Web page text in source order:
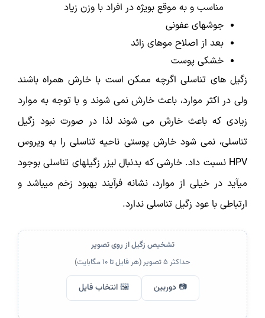
مناسب و به موقع بویژه در افراد با وزن زیاد
جوش­های عفونی
بعد از اصلاح موهای زائد
خشکی پوست
زگیل­ های تناسلی اگرچه ممکن است با خارش همراه باشند
ولی در اکثر موارد، باعث خارش نمی شوند و با توجه به موارد
زیادی که باعث خارش می شوند لذا در صورت نبود زگیل
تناسلی، نمی شود خارش پوستی ناحیه تناسلی را به ویروس
HPV نسبت داد. خارشی که بدنبال لیزر زگیل­های تناسلی بوجود
می­آید در خیلی از موارد، نشانه فرآیند بهبود زخم می­باشد و
ارتباطی با عود زگیل تناسلی ندارد.
تشخیص زگیل از روی تصویر
حداکثر ۵ تصویر (هر فایل تا ۱۰ مگابایت)
📷 دوربین 🖼️ انتخاب فایل